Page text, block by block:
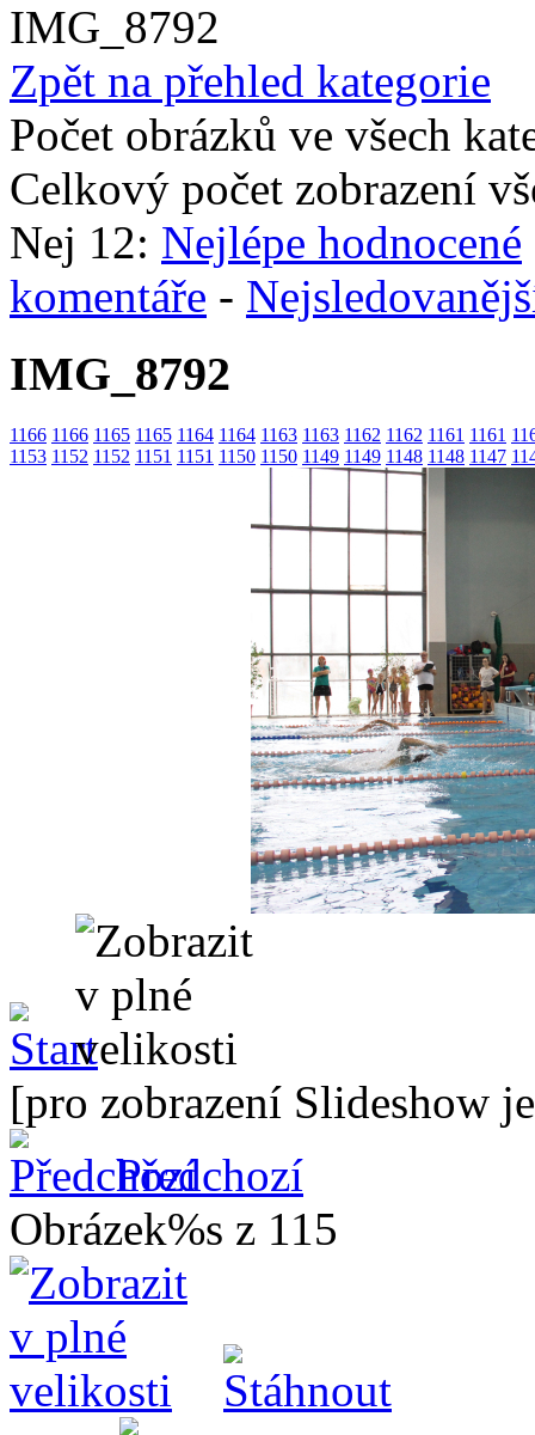
IMG_8792
Zpět na přehled kategorie
Počet obrázků ve všech
Celkový počet zobrazení
Nej 12: Nejlépe hodnocené
komentáře -
IMG_8792
1166 1166 1165 1165 1164 1164 1163 1163 1162 1162 1161 1161
1153 1152 1152 1151 1151 1150 1150 1149 1149 1148 1148 1147
[pro zobrazení Slideshow
Předchozí
Obrázek%s z 115